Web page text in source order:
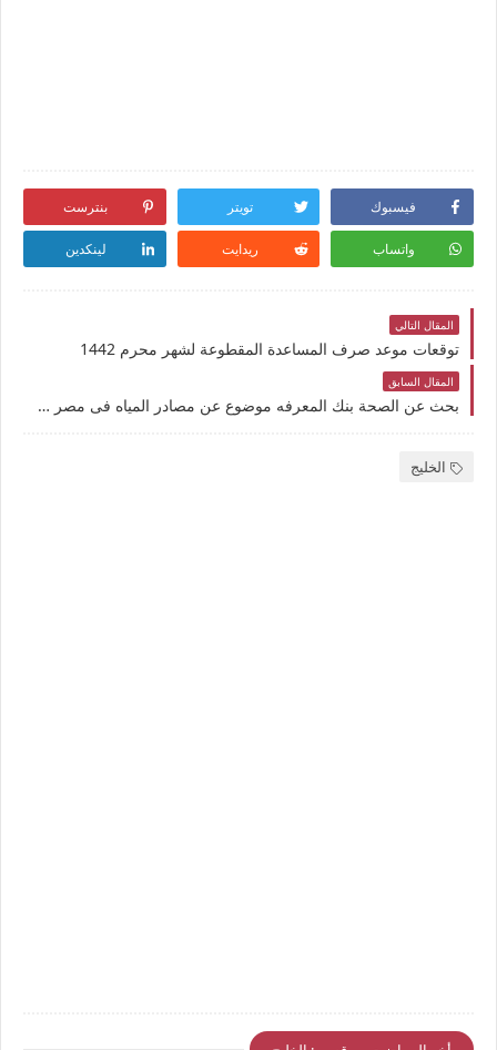
فيسبوك تويتر بنترست
واتساب ريدايت لينكدين
المقال التالي
توقعات موعد صرف المساعدة المقطوعة لشهر محرم 1442
المقال السابق
بحث عن الصحة بنك المعرفه موضوع عن مصادر المياه فى مصر وسبل تنميتها لل أد خيرى حامد العشماوى.~ Maintain your health for yourself and your loved ones
الخليج